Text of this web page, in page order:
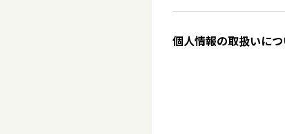
個人情報の取扱いに